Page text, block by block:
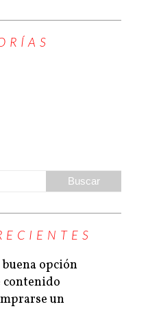
opción
contenido
un